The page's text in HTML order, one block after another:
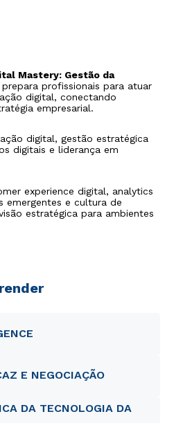
Mastery: Gestão da
prepara profissionais para atuar
digital, conectando
empresarial.
digital, gestão estratégica
digitais e liderança em
experience digital, analytics
emergentes e cultura de
estratégica para ambientes
E NEGOCIAÇÃO
DA TECNOLOGIA DA